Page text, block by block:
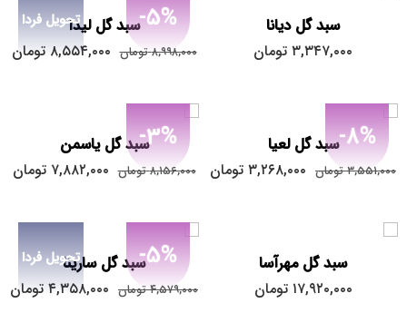
سبد گل دیانا
۳,۳۴۷,۰۰۰ تومان
تحویل فردا -5%سبد گل لیدا
۸,۹۹۸,۰۰۰ تومان ۸,۵۵۴,۰۰۰ تومان
-8%سبد گل لعیا
۳,۵۵۱,۰۰۰ تومان ۳,۲۶۸,۰۰۰ تومان
-3%سبد گل یاسمن
۸,۱۵۶,۰۰۰ تومان ۷,۸۸۲,۰۰۰ تومان
سبد گل مهرآسا
۱۷,۹۲۰,۰۰۰ تومان
تحویل فردا -5%سبد گل سارینا
۴,۵۷۹,۰۰۰ تومان ۴,۳۵۸,۰۰۰ تومان